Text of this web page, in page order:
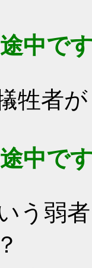
中で
牲者
中で
う弱